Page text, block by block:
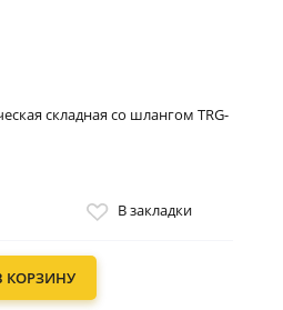
складная со шлангом TRG-
В закладки
КОРЗИНУ